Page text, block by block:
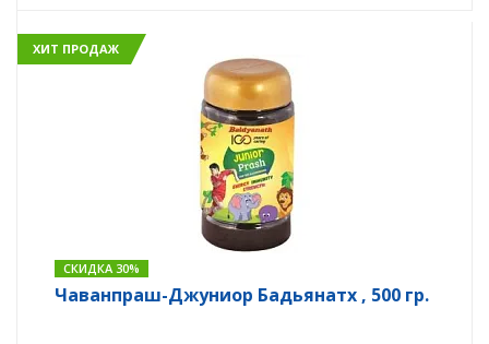
ХИТ ПРОДАЖ
СКИДКА 30%
Чаванпраш-Джуниор Бадьянатх , 500 гр.